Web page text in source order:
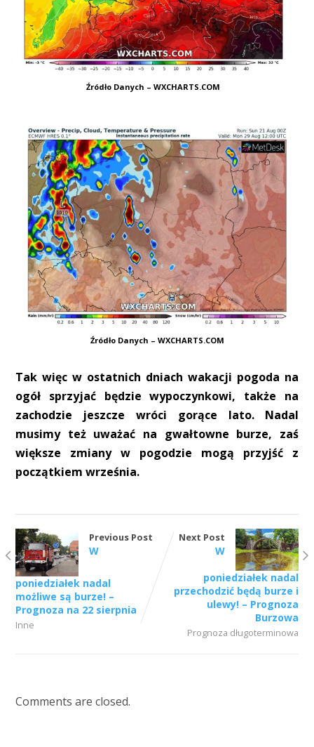
Źródło Danych – WXCHARTS.COM
Źródło Danych – WXCHARTS.COM
Tak więc w ostatnich dniach wakacji pogoda na
ogół sprzyjać będzie wypoczynkowi, także na
zachodzie jeszcze wróci gorące lato. Nadal
musimy też uważać na gwałtowne burze, zaś
większe zmiany w pogodzie mogą przyjść z
początkiem września.
Previous Post
W
poniedziałek nadal
możliwe są burze! –
Prognoza na 22 sierpnia
Inne
Next Post
W
poniedziałek nadal
przechodzić będą burze i
ulewy! – Prognoza
Burzowa
Prognoza długoterminowa
Comments are closed.